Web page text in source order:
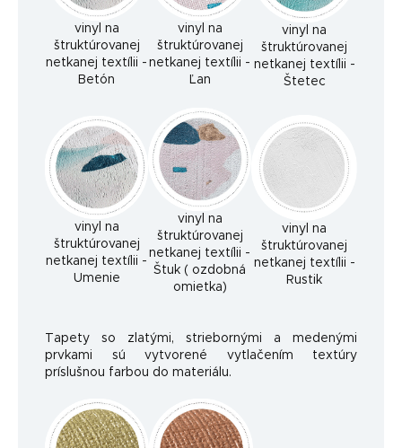
vinyl na
štruktúrovanej
netkanej textílii -
Betón
vinyl na
štruktúrovanej
netkanej textílii -
Ľan
vinyl na
štruktúrovanej
netkanej textílii -
Štetec
vinyl na
štruktúrovanej
netkanej textílii -
Umenie
vinyl na
štruktúrovanej
netkanej textílii -
Štuk ( ozdobná
omietka)
vinyl na
štruktúrovanej
netkanej textílii -
Rustik
Tapety so zlatými, striebornými a medenými
prvkami sú vytvorené vytlačením textúry
príslušnou farbou do materiálu.